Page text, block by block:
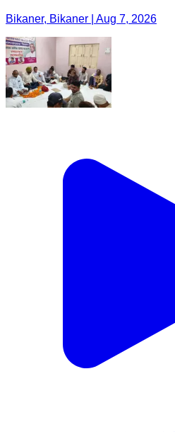
Bikaner, Bikaner | Aug 7, 2026